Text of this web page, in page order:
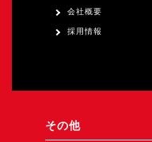
会社概要
採用情報
その他